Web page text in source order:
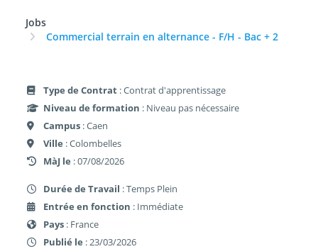
Jobs
Commercial terrain en alternance - F/H - Bac + 2
Type de Contrat : Contrat d'apprentissage
Niveau de formation : Niveau pas nécessaire
Campus : Caen
Ville : Colombelles
MàJ le : 07/08/2026
Durée de Travail : Temps Plein
Entrée en fonction : Immédiate
Pays : France
Publié le : 23/03/2026